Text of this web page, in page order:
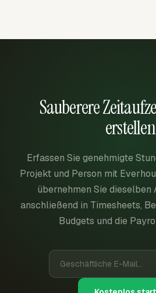
Sauberere
erstellen
Erfassen Sie genehmigte
Projekt und Person mit
übernehmen Sie dieselben
anschließend in Timesheets,
Budgets und die